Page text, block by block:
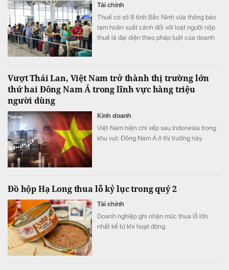
Tài chính
Thuế cơ sở 8 tỉnh Bắc Ninh vừa thông báo
tạm hoãn xuất cảnh đối với loạt người nộp
thuế là đại diện theo pháp luật của doanh
Vượt Thái Lan, Việt Nam trở thành thị trường lớn
thứ hai Đông Nam Á trong lĩnh vực hàng triệu
người dùng
Kinh doanh
Việt Nam hiện chỉ xếp sau Indonesia trong
khu vực Đông Nam Á ở thị trường này.
Đồ hộp Hạ Long thua lỗ kỷ lục trong quý 2
Tài chính
Doanh nghiệp ghi nhận mức thua lỗ lớn
nhất kể từ khi hoạt động.